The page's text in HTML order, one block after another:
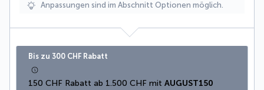
Anpassungen sind im Abschnitt Optionen möglich.
Bis zu 300 CHF Rabatt
150 CHF Rabatt ab 1.500 CHF mit AUGUST150